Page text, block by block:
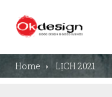
Home LỊCH 2021